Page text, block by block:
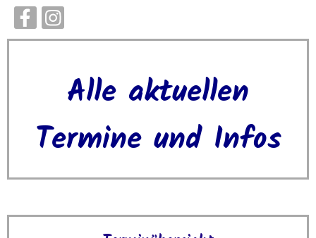
Alle aktuellen
Termine und Infos